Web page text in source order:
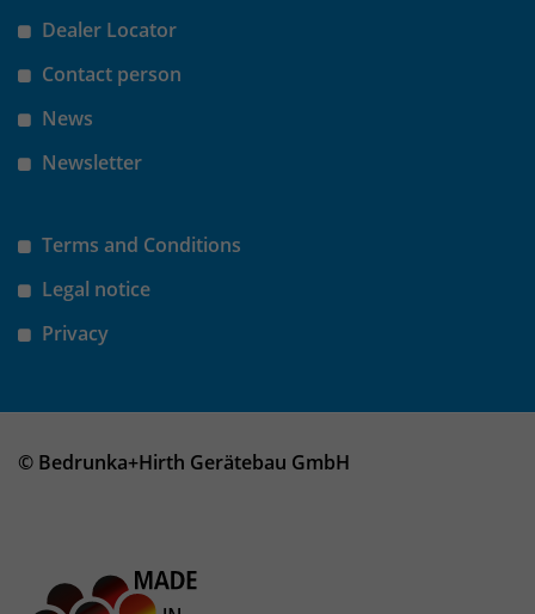
Dealer Locator
Contact person
News
Newsletter
Terms and Conditions
Legal notice
Privacy
© Bedrunka+Hirth Gerätebau GmbH